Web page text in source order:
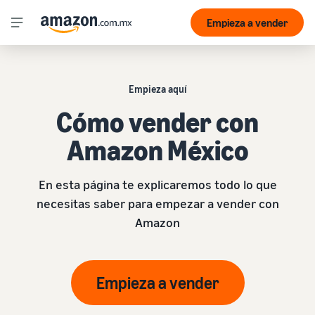
Empieza a vender
Empieza aquí
Cómo vender con
Amazon México
En esta página te explicaremos todo lo que
necesitas saber para empezar a vender con
Amazon
Empieza a vender